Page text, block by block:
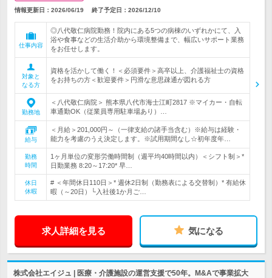
情報更新日：2026/06/19 終了予定日： 2026/12/10
仕事内容
◎八代敬仁病院勤務！院内にある5つの病棟のいずれかにて、入
浴や食事などの生活介助から環境整備まで、幅広いサポート業務
をお任せします。
対象と
なる方
資格を活かして働く！＜必須要件＞高卒以上、介護福祉士の資格
をお持ちの方＜歓迎要件＞円滑な意思疎通が図れる方
勤務地
＜八代敬仁病院＞ 熊本県八代市海士江町2817 ※マイカー・自転
車通勤OK（従業員専用駐車場あり）…
給与
＜月給＞201,000円～（一律支給の諸手当含む）※給与は経験・
能力を考慮のうえ決定します。※試用期間なし☆初年度年…
勤務
時間
1ヶ月単位の変形労働時間制（週平均40時間以内）＜シフト制＞*
日勤業務 8:20～17:20* 早…
休日
休暇
# ＜年間休日110日＞* 週休2日制（勤務表による交替制）* 有給休
暇（～20日）└入社後1か月ご…
求人詳細を見る 気になる
株式会社エイジュ | 医療・介護施設の運営支援で50年。M&Aで事業拡大